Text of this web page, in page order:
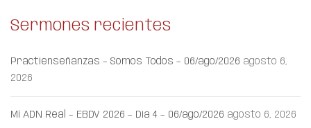
Sermones recientes
Practienseñanzas – Somos Todos – 06/ago/2026 agosto 6,
2026
Mi ADN Real – EBDV 2026 – Día 4 – 06/ago/2026 agosto 6, 2026